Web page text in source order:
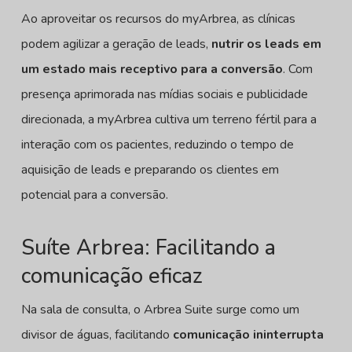
Ao aproveitar os recursos do myArbrea, as clínicas
podem agilizar a geração de leads, nutrir os leads em
um estado mais receptivo para a conversão. Com
presença aprimorada nas mídias sociais e publicidade
direcionada, a myArbrea cultiva um terreno fértil para a
interação com os pacientes, reduzindo o tempo de
aquisição de leads e preparando os clientes em
potencial para a conversão.
Suíte Arbrea: Facilitando a
comunicação eficaz
Na sala de consulta, o Arbrea Suite surge como um
divisor de águas, facilitando comunicação ininterrupta